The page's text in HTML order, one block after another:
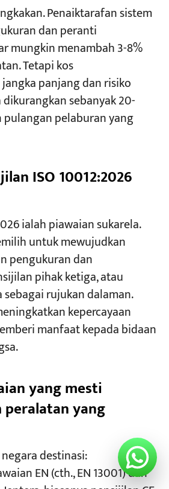
Penaiktarafan sistem
dan peranti
mungkin menambah 3-8%
Tetapi kos
panjang dan risiko
sebanyak 20-
pulangan pelaburan yang
ISO 10012:2026
ialah piawaian sukarela.
untuk mewujudkan
pengukuran dan
pihak ketiga, atau
rujukan dalaman.
kepercayaan
manfaat kepada bidaan
yang mesti
yang
destinasi:
EN (cth., EN 13001) dan